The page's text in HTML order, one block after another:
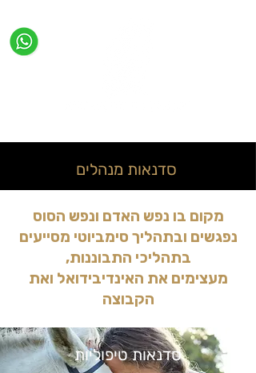
סדנאות מנהלים
מקום בו נפש האדם ונפש הסוס
נפגשים ובתהליך סימביוטי מסייעים
בתהליכי התבוננות,
מעצימים את האינדיבידואל ואת
הקבוצה
סדנאות טיפוליות